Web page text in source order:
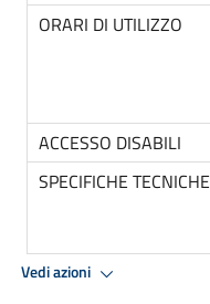
ORARI DI UTILIZZO
ACCESSO DISABILI
SPECIFICHE TECNICHE
Vedi azioni